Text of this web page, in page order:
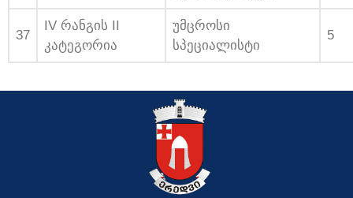
37
IV რანგის II
კატეგორია
უმცროსი
სპეციალისტი
5